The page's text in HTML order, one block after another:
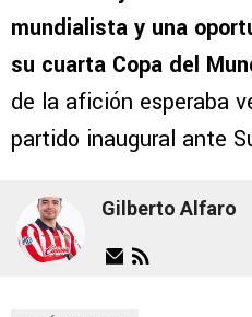
mundialista y una
su cuarta Copa del
de la afición esperaba
partido inaugural ante
Gilberto Alfaro